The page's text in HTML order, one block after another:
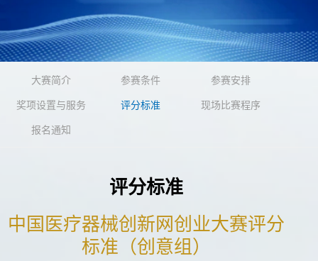
大赛简介 参赛条件
参赛安排
奖项设置与服务
评分标准
现场比赛程序
报名通知
评分标准
中国医疗器械创新网创业大赛评分
标准（创意组）